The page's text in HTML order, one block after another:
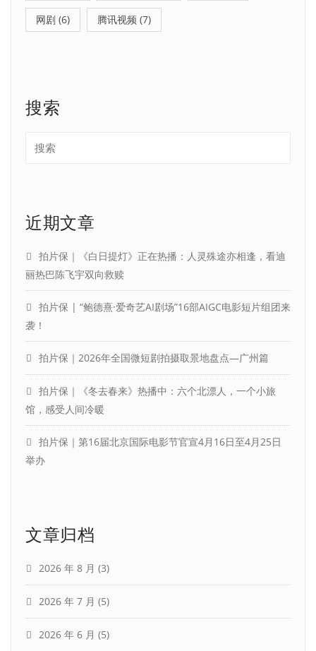
网剧 (6) 腾讯视频 (7)
搜索
近期文章
拍片保｜《白日提灯》正在热播：人灵殊途亦相逢，看迪
丽热巴陈飞宇双向救赎
拍片保 | “鲍德熹·爱奇艺AI剧场”16部AIGC电影短片组团来
袭！
拍片保｜2026年全国微短剧拍摄取景地盘点—广州篇
拍片保｜《冬去春来》热播中：六个北漂人，一个小旅
馆，感受人间冷暖
拍片保｜第16届北京国际电影节官宣4月16日至4月25日
举办
文章归档
2026 年 8 月 (3)
2026 年 7 月 (5)
2026 年 6 月 (5)